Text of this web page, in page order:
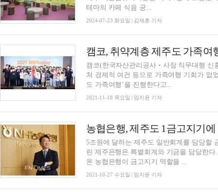
테마의 카페 식음 공...
2024-07-23 화요일 | 김재훈 기자
캠코, 취약계층 제주도 가족여
캠코(한국자산관리공사‧사장 직무대행 신
쳐 경제적 여건 등으로 가족여행 기회가 없
도 가족여행’을 진행한다고...
2021-11-18 목요일 | 임지윤 기자
농협은행, 제주도 1금고지기
5조원에 달하는 제주도 일반회계를 담당할
린 제주은행은 특별회계와 기금을 담당한
온 농협은행이 금고지기 역할을 ...
2021-10-27 수요일 | 임지윤 기자